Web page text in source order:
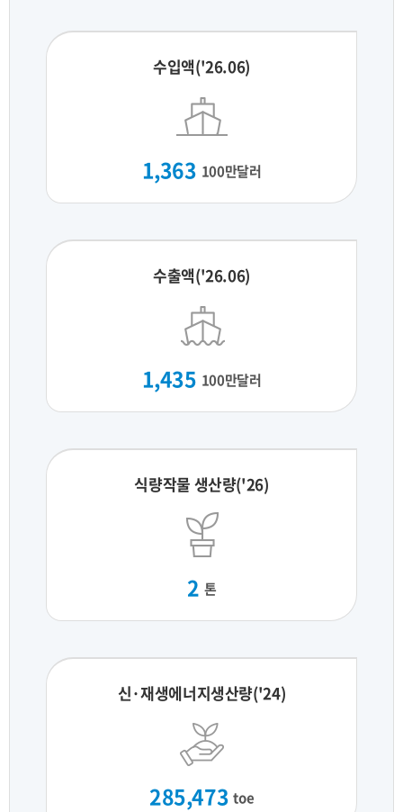
수입액('26.06)
1,363 100만달러
수출액('26.06)
1,435 100만달러
식량작물 생산량('26)
2 톤
신·재생에너지생산량('24)
285,473 toe